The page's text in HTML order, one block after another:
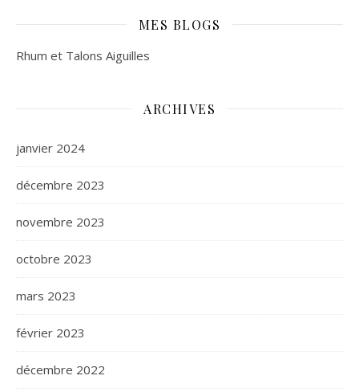
MES BLOGS
Rhum et Talons Aiguilles
ARCHIVES
janvier 2024
décembre 2023
novembre 2023
octobre 2023
mars 2023
février 2023
décembre 2022